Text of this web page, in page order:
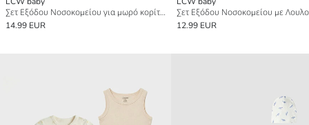
Σετ Εξόδου Νοσοκομείου για μωρό κορίτσι
14.99 EUR
12.99 EUR